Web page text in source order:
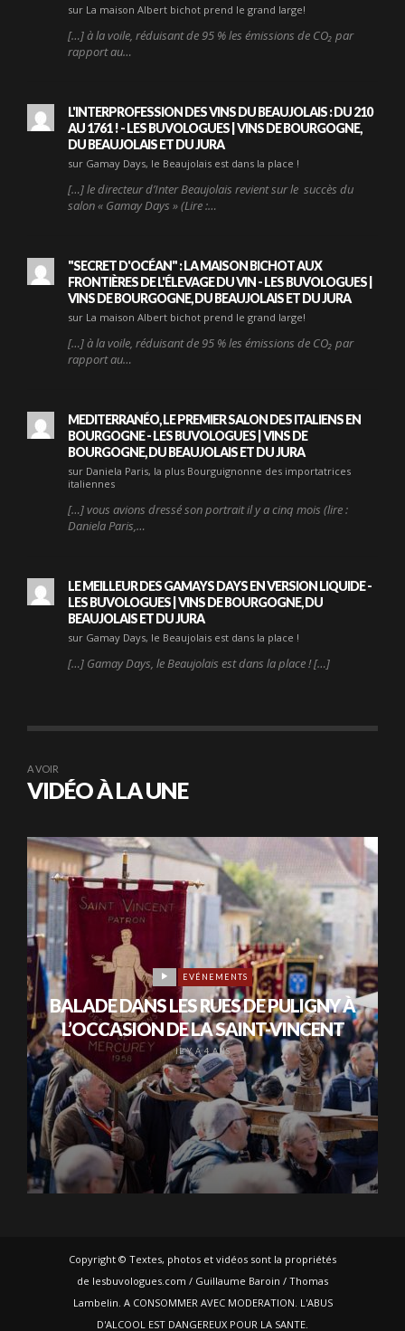
sur La maison Albert bichot prend le grand large!
[…] à la voile, réduisant de 95 % les émissions de CO₂ par
rapport au…
L'INTERPROFESSION DES VINS DU BEAUJOLAIS : DU 210
AU 1761 ! - LES BUVOLOGUES | VINS DE BOURGOGNE,
DU BEAUJOLAIS ET DU JURA
sur Gamay Days, le Beaujolais est dans la place !
[…] le directeur d’Inter Beaujolais revient sur le succès du
salon « Gamay Days » (Lire :…
"SECRET D'OCÉAN" : LA MAISON BICHOT AUX
FRONTIÈRES DE L'ÉLEVAGE DU VIN - LES BUVOLOGUES |
VINS DE BOURGOGNE, DU BEAUJOLAIS ET DU JURA
sur La maison Albert bichot prend le grand large!
[…] à la voile, réduisant de 95 % les émissions de CO₂ par
rapport au…
MEDITERRANÉO, LE PREMIER SALON DES ITALIENS EN
BOURGOGNE - LES BUVOLOGUES | VINS DE
BOURGOGNE, DU BEAUJOLAIS ET DU JURA
sur Daniela Paris, la plus Bourguignonne des importatrices
italiennes
[…] vous avions dressé son portrait il y a cinq mois (lire :
Daniela Paris,…
LE MEILLEUR DES GAMAYS DAYS EN VERSION LIQUIDE -
LES BUVOLOGUES | VINS DE BOURGOGNE, DU
BEAUJOLAIS ET DU JURA
sur Gamay Days, le Beaujolais est dans la place !
[…] Gamay Days, le Beaujolais est dans la place ! […]
A VOIR
VIDÉO À LA UNE
EVÉNEMENTS
BALADE DANS LES RUES DE PULIGNY À
L’OCCASION DE LA SAINT-VINCENT
IL Y A 4 ANS
Copyright © Textes, photos et vidéos sont la propriétés
de lesbuvologues.com / Guillaume Baroin / Thomas
Lambelin. A CONSOMMER AVEC MODERATION. L'ABUS
D'ALCOOL EST DANGEREUX POUR LA SANTE.